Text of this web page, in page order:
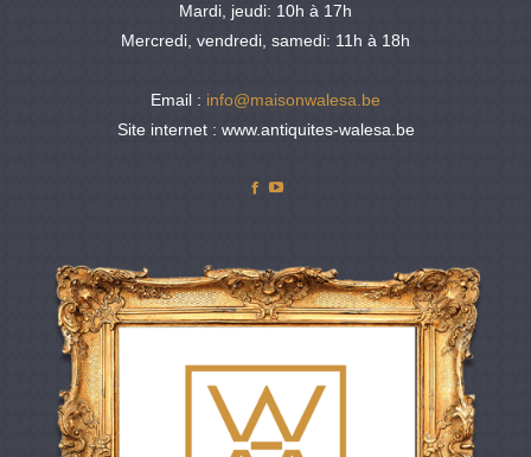
Mardi, jeudi: 10h à 17h
Mercredi, vendredi, samedi: 11h à 18h
Email : info@maisonwalesa.be
Site internet : www.antiquites-walesa.be
Facebook